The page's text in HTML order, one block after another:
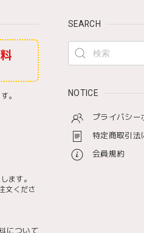
。
ます。
文くださ
について
SEARCH
NOTICE
プライバシー
特定商取引法
会員規約